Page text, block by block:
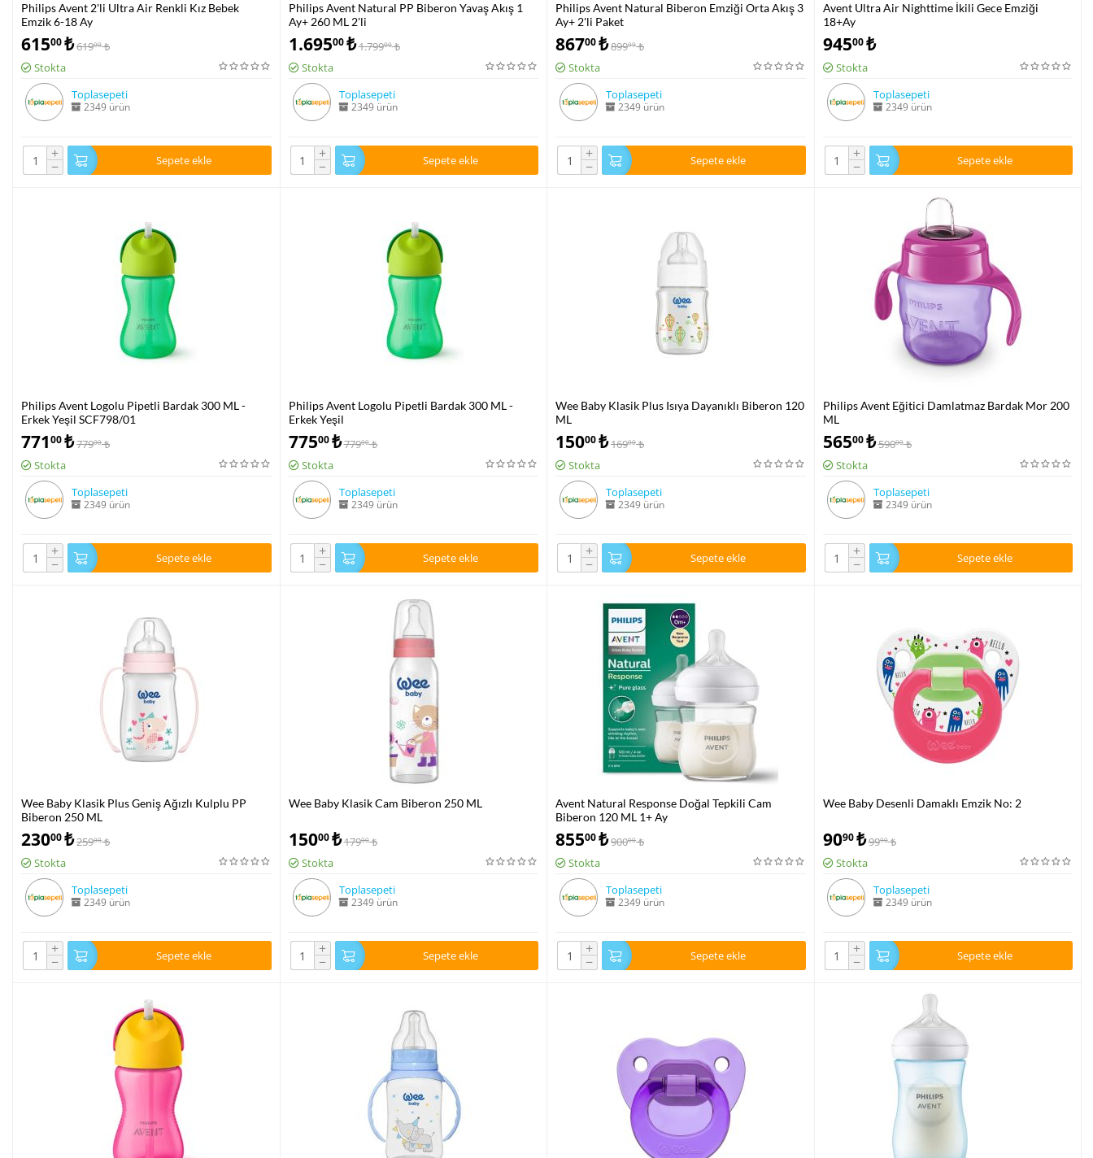
Philips Avent 2'li Ultra Air Renkli Kız Bebek
Emzik 6-18 Ay
61500₺61900 ₺
Stokta
Toplasepeti
2349 ürün
+
− Sepete ekle
Philips Avent Natural PP Biberon Yavaş Akış 1
Ay+ 260 ML 2'li
1.69500 ₺1.79900 ₺
Stokta
Toplasepeti
2349 ürün
+
− Sepete ekle
Philips Avent Natural Biberon Emziği Orta Akış 3
Ay+ 2'li Paket
86700₺89999 ₺
Stokta
Toplasepeti
2349 ürün
+
− Sepete ekle
Avent Ultra Air Nighttime İkili Gece Emziği
18+Ay
94500 ₺
Stokta
Toplasepeti
2349 ürün
+
− Sepete ekle
Philips Avent Logolu Pipetli Bardak 300 ML -
Erkek Yeşil SCF798/01
77100₺77900 ₺
Stokta
Toplasepeti
2349 ürün
+
− Sepete ekle
Philips Avent Logolu Pipetli Bardak 300 ML -
Erkek Yeşil
77500 ₺77900 ₺
Stokta
Toplasepeti
2349 ürün
+
− Sepete ekle
Wee Baby Klasik Plus Isıya Dayanıklı Biberon 120
ML
15000₺16900 ₺
Stokta
Toplasepeti
2349 ürün
+
− Sepete ekle
Philips Avent Eğitici Damlatmaz Bardak Mor 200
ML
56500 ₺59000 ₺
Stokta
Toplasepeti
2349 ürün
+
− Sepete ekle
Wee Baby Klasik Plus Geniş Ağızlı Kulplu PP
Biberon 250 ML
23000₺25900 ₺
Stokta
Toplasepeti
2349 ürün
+
− Sepete ekle
Wee Baby Klasik Cam Biberon 250 ML
15000 ₺17900 ₺
Stokta
Toplasepeti
2349 ürün
+
− Sepete ekle
Avent Natural Response Doğal Tepkili Cam
Biberon 120 ML 1+ Ay
85500₺90000 ₺
Stokta
Toplasepeti
2349 ürün
+
− Sepete ekle
Wee Baby Desenli Damaklı Emzik No: 2
9090 ₺9990 ₺
Stokta
Toplasepeti
2349 ürün
+
− Sepete ekle